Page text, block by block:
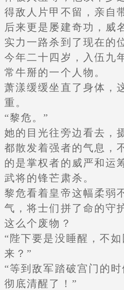
得敌人片甲不留，亲自
后来更是屡建奇功，威
实力一路杀到了现在的
今年二十四岁，入伍九
常牛掰的一个人物。
萧漾缓缓坐直了身体，
重。
“黎危。”
她的目光往旁边看去，
都散发着强者的气息，
的是掌权者的威严和运
武将的锋芒肃杀。
黎危看着皇帝这幅柔弱
气，将士们拼了命的守
这么个废物？
“陛下要是没睡醒，不
来？”
“等到敌军踏破宫门的
彻底清醒了！”